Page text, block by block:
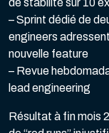
de stabilité sur 10
– Sprint dédié de
engineers
nouvelle feature
– Revue
lead engineering
Résultat à fin mois